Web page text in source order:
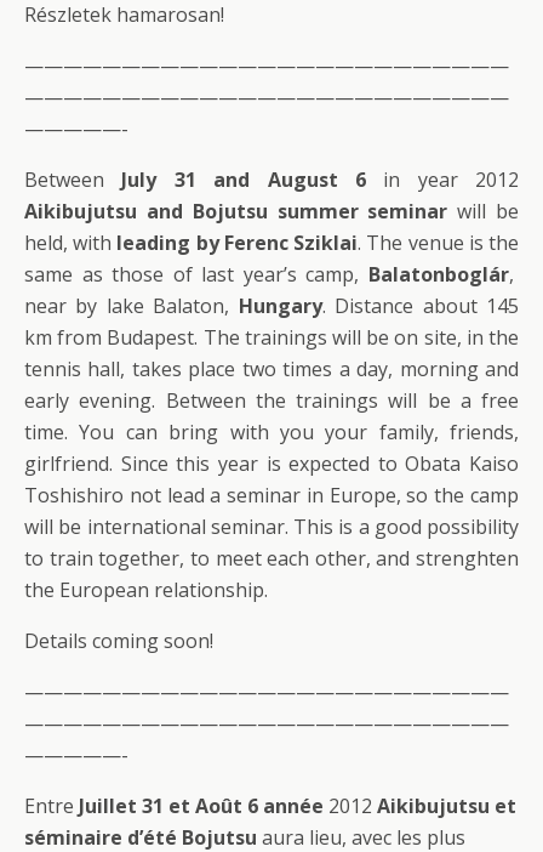
Részletek hamarosan!
—————————————————————————
—————————————————————————
—————-
Between July 31 and August 6in year 2012
Aikibujutsu and Bojutsu summer seminar will be
held, with leading by Ferenc Sziklai. The venue is the
same as those of last year’s camp, Balatonboglár,
near by lake Balaton, Hungary. Distance about 145
km from Budapest. The trainings will be on site, in the
tennis hall, takes place two times a day, morning and
early evening. Between the trainings will be a free
time. You can bring with you your family, friends,
girlfriend. Since this year is expected to Obata Kaiso
Toshishiro not lead a seminar in Europe, so the camp
will be international seminar. This is a good possibility
to train together, to meet each other, and strenghten
the European relationship.
Details coming soon!
—————————————————————————
—————————————————————————
—————-
Entre Juillet 31 et Août 6 année 2012 Aikibujutsu et
séminaire d’été Bojutsu aura lieu, avec les plus